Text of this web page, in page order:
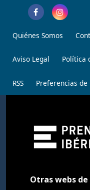
Quiénes Somos
Aviso Legal Política
RSS Preferencias de
Otras webs